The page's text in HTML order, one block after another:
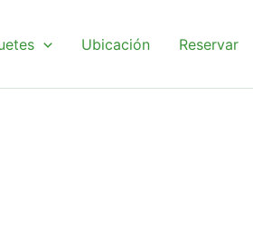
Ubicación Reservar